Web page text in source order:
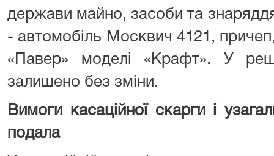
держави майно, засоби та
- автомобіль Москвич 4121,
«Павер» моделі «Крафт». У
залишено без зміни.
Вимоги касаційної скарги і
подала